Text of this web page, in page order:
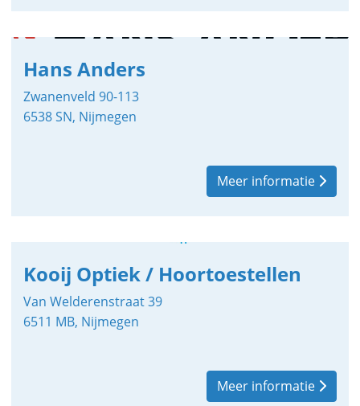
Hans Anders
Zwanenveld 90-113
6538 SN, Nijmegen
Meer informatie
Kooij Optiek / Hoortoestellen
Van Welderenstraat 39
6511 MB, Nijmegen
Meer informatie